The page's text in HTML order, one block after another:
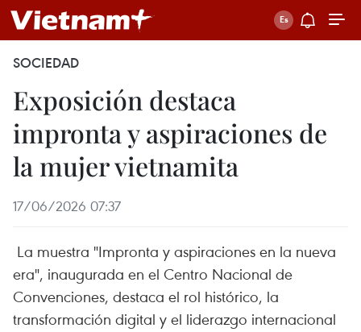
SOCIEDAD
Exposición destaca
impronta y aspiraciones de
la mujer vietnamita
17/06/2026 07:37
La muestra "Impronta y aspiraciones en la nueva
era", inaugurada en el Centro Nacional de
Convenciones, destaca el rol histórico, la
transformación digital y el liderazgo internacional